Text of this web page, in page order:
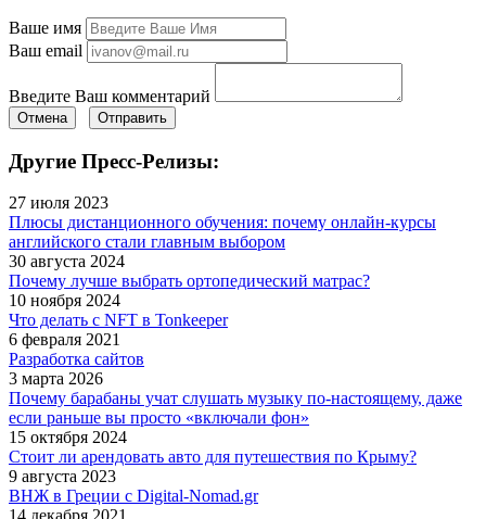
Ваше имя
Ваш email
Введите Ваш комментарий
Отмена Отправить
Другие Пресс-Релизы:
27 июля 2023
Плюсы дистанционного обучения: почему онлайн-курсы
английского стали главным выбором
30 августа 2024
Почему лучше выбрать ортопедический матрас?
10 ноября 2024
Что делать с NFT в Tonkeeper
6 февраля 2021
Разработка сайтов
3 марта 2026
Почему барабаны учат слушать музыку по-настоящему, даже
если раньше вы просто «включали фон»
15 октября 2024
Стоит ли арендовать авто для путешествия по Крыму?
9 августа 2023
ВНЖ в Греции с Digital-Nomad.gr